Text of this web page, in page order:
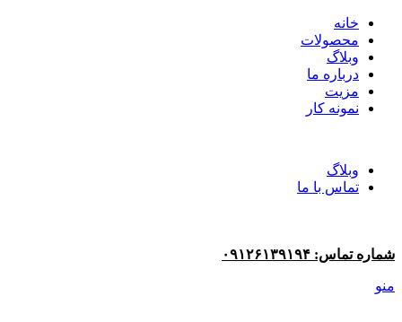
خانه
محصولات
وبلاگ
درباره ما
مزیت
نمونه کار
وبلاگ
تماس با ما
شماره تماس: ۰۹۱۲۶۱۳۹۱۹۴
منو